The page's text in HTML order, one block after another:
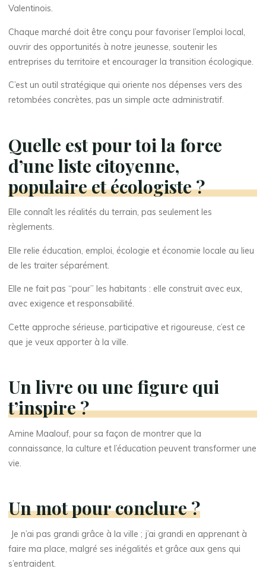
Valentinois.
Chaque marché doit être conçu pour favoriser l’emploi local,
ouvrir des opportunités à notre jeunesse, soutenir les
entreprises du territoire et encourager la transition écologique.
C’est un outil stratégique qui oriente nos dépenses vers des
retombées concrètes, pas un simple acte administratif.
Quelle est pour toi la force
d’une liste citoyenne,
populaire et écologiste ?
Elle connaît les réalités du terrain, pas seulement les
règlements.
Elle relie éducation, emploi, écologie et économie locale au lieu
de les traiter séparément.
Elle ne fait pas “pour” les habitants : elle construit avec eux,
avec exigence et responsabilité.
Cette approche sérieuse, participative et rigoureuse, c’est ce
que je veux apporter à la ville.
Un livre ou une figure qui
t’inspire ?
Amine Maalouf, pour sa façon de montrer que la
connaissance, la culture et l’éducation peuvent transformer une
vie.
Un mot pour conclure ?
Je n’ai pas grandi grâce à la ville ; j’ai grandi en apprenant à
faire ma place, malgré ses inégalités et grâce aux gens qui
s’entraident.